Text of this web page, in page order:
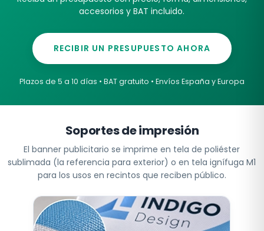
accesorios y BAT incluido.
RECIBIR UN PRESUPUESTO AHORA
Plazos de 5 a 10 días • BAT gratuito • Envíos España y Europa
Soportes de impresión
El banner publicitario se imprime en tela de poliéster
sublimada (la referencia para exterior) o en tela ignífuga M1
para los usos en recintos que reciben público.